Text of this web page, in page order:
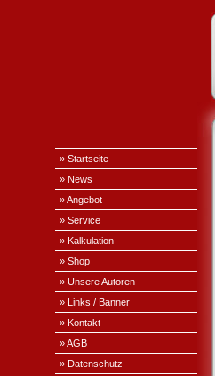
» Startseite
» News
» Angebot
» Service
» Kalkulation
» Shop
» Unsere Autoren
» Links / Banner
» Kontakt
» AGB
» Datenschutz